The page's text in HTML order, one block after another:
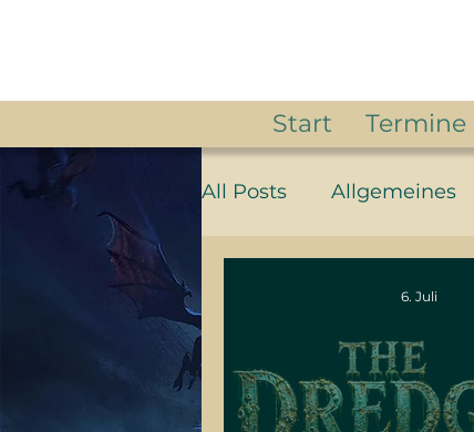
Start Termine
All Posts Allgemeines
6. Juli